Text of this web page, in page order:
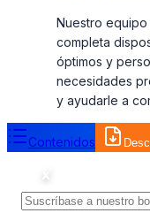
Nuestro
completa
óptimos y
necesidades
y ayudarle a
Contenidos